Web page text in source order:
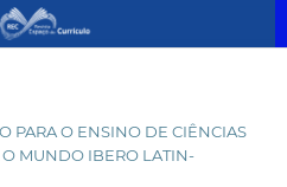
PARA O ENSINO DE CIÊNCIAS
O MUNDO IBERO LATIN-